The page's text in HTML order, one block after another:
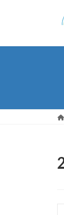
プ
動